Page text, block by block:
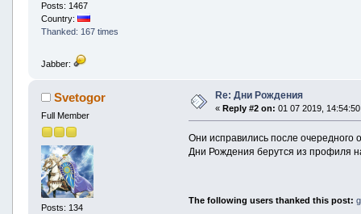
Posts: 1467
Country:
Thanked: 167 times
Jabber:
Svetogor
Full Member
Posts: 134
Re: Дни Рождения
« Reply #2 on: 01 07 2019,
Они исправились после очередного
Дни Рождения берутся из профиля
The following users thanked this post: